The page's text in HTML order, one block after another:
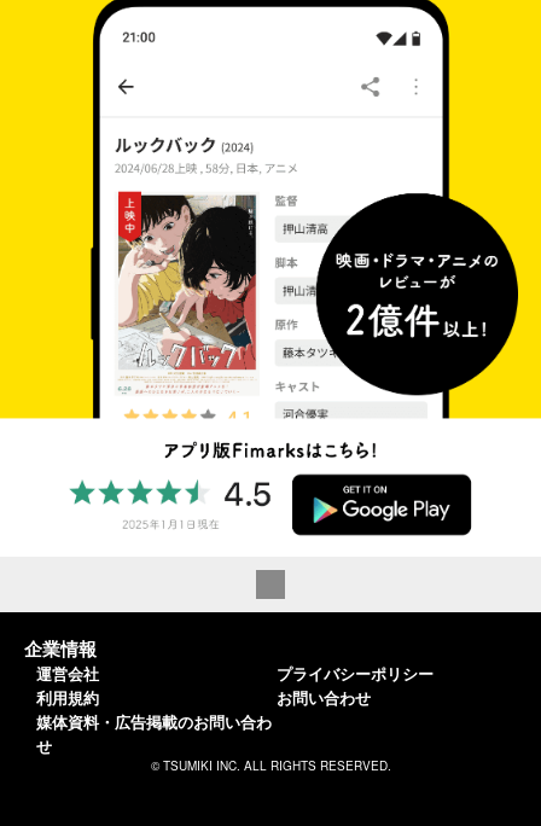
企業情報
運営会社
利用規約
媒体資料・広告掲載のお問い合わ
せ
プライバシーポリシー
お問い合わせ
© TSUMIKI INC. ALL RIGHTS RESERVED.